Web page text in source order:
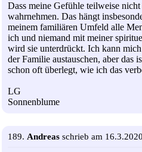
Dass meine Gefühle teilweise
wahrnehmen. Das hängt
meinem familiären Umfeld alle
ich und niemand mit meiner
wird sie unterdrückt. Ich kann
der Familie austauschen, aber das
schon oft überlegt, wie ich das
LG
Sonnenblume
189. Andreas schrieb am